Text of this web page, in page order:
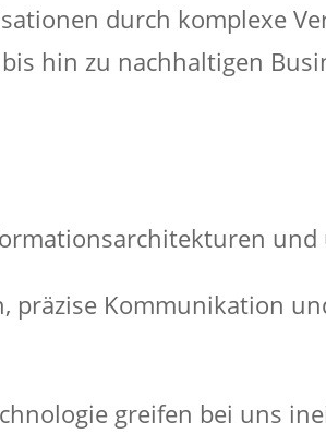
durch komplexe
hin zu nachhaltigen
und
präzise Kommunikation
greifen bei uns